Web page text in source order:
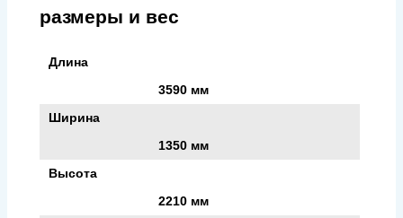
размеры и вес
Длина
3590 мм
Ширина
1350 мм
Высота
2210 мм